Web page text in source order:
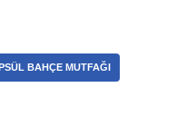
eBAHÇE MUTFAĞI